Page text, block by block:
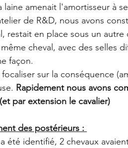
amenait l'amortisseur à
de R&D, nous avons
restait en place sous un autre
cheval, avec des selles
façon.
sur la conséquence
Rapidement nous avons
par extension le cavalier)
des postérieurs :
été identifié, 2 chevaux